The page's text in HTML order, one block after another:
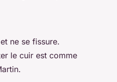
ne se fissure.
le cuir est comme